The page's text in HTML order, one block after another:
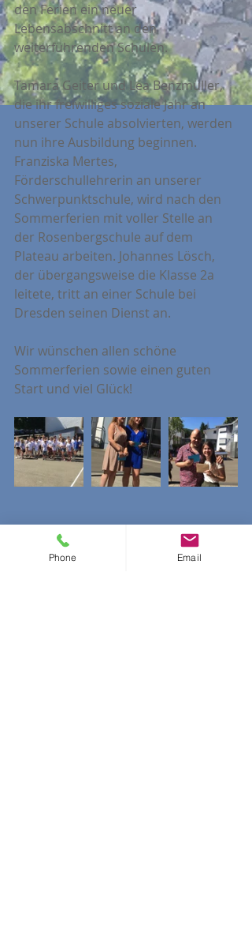
den Ferien ein neuer
Lebensabschnitt an den
weiterführenden Schulen.
Tamara Geiter und Lea Benzmüller,
die ihr freiwilliges soziale Jahr an
unserer Schule absolvierten, werden
nun ihre Ausbildung beginnen.
Franziska Mertes,
Förderschullehrerin an unserer
Schwerpunktschule, wird nach den
Sommerferien mit voller Stelle an
der Rosenbergschule auf dem
Plateau arbeiten. Johannes Lösch,
der übergangsweise die Klasse 2a
leitete, tritt an einer Schule bei
Dresden seinen Dienst an.
Wir wünschen allen schöne
Sommerferien sowie einen guten
Start und viel Glück!
Phone Email